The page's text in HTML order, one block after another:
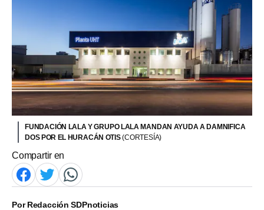
FUNDACIÓN LALA Y GRUPO LALA MANDAN AYUDA A DAMNIFICA
DOS POR EL HURACÁN OTIS(CORTESÍA)
Compartir en
PorRedacción SDPnoticias